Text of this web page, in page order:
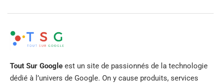
Tout Sur Google est un site de passionnés de la technologie
dédié à l’univers de Google. On y cause produits, services